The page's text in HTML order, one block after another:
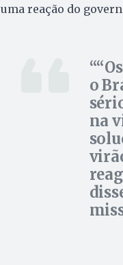
uma reação do
o
na